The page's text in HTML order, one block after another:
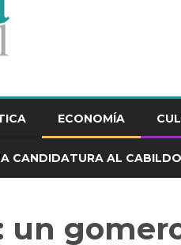
ECONOMÍA
CANDIDATURA AL
un